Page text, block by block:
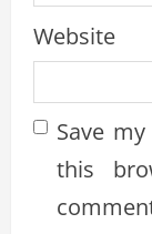
Website
Save
this